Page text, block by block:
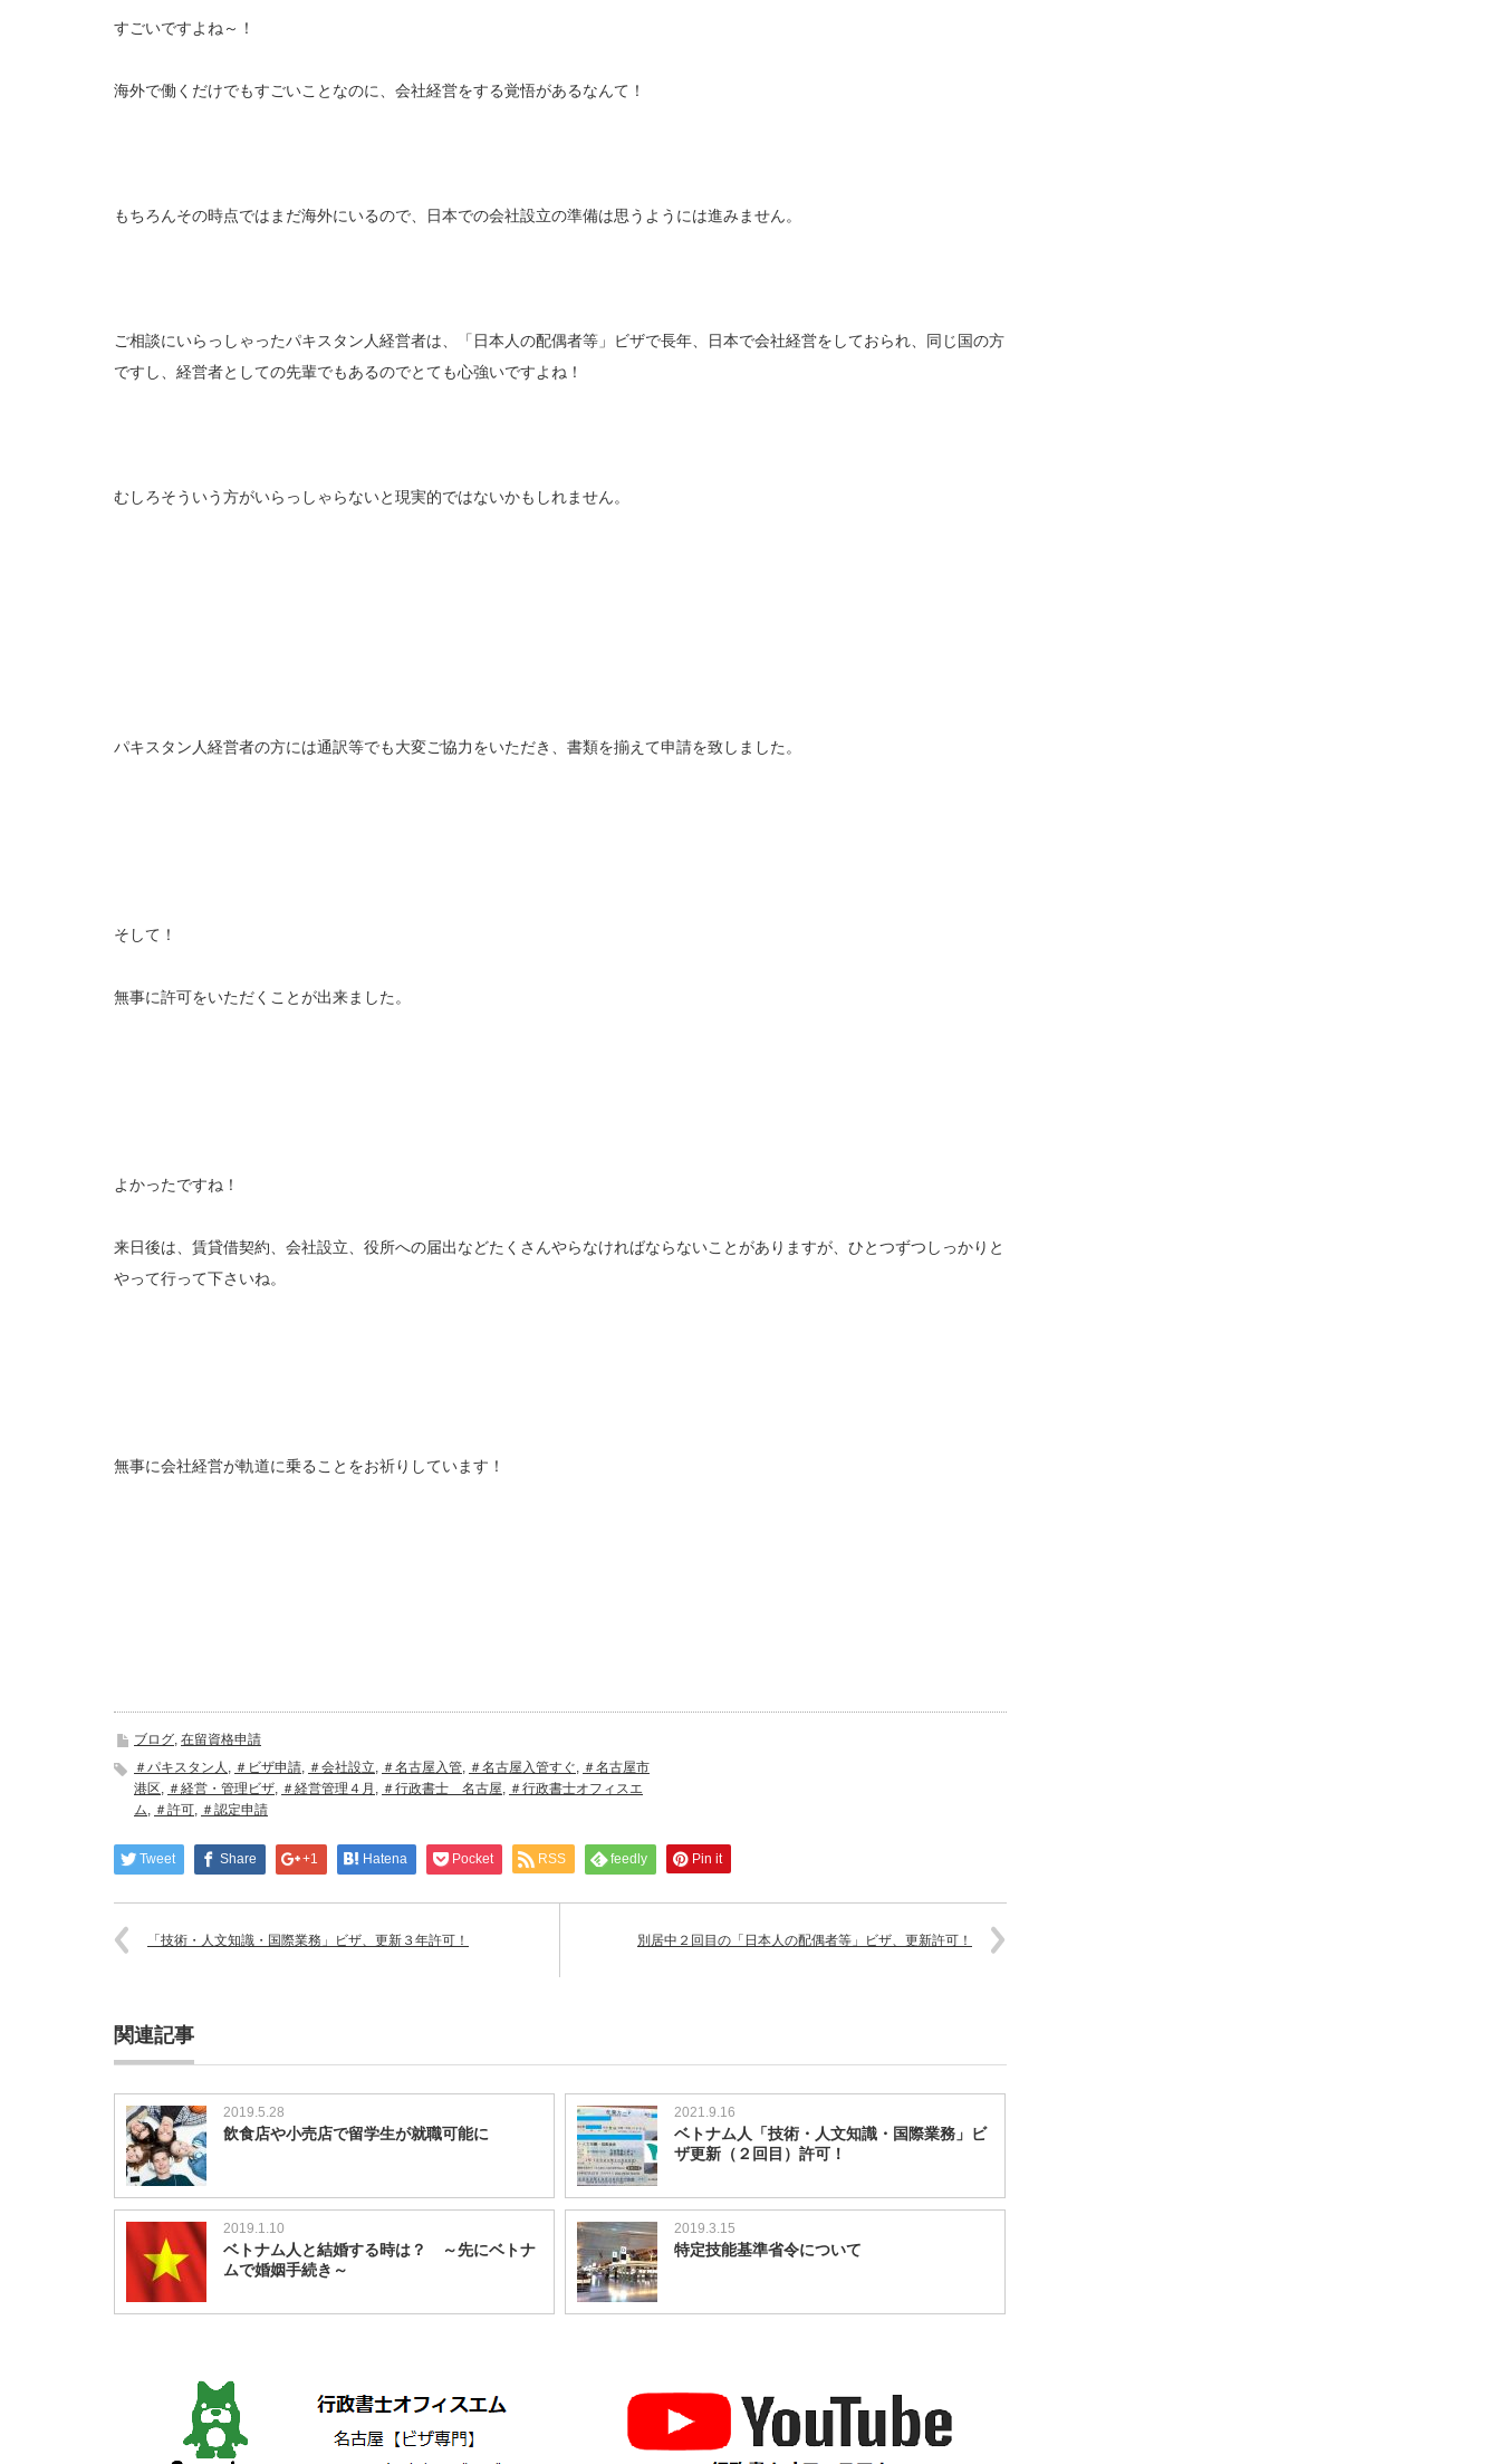
すごいですよね～！
海外で働くだけでもすごいことなのに、会社経営をする覚悟があるなんて！
もちろんその時点ではまだ海外にいるので、日本での会社設立の準備は思うようには進みません。
ご相談にいらっしゃったパキスタン人経営者は、「日本人の配偶者等」ビザで長年、日本で会社経営をしておられ、同じ国の方
ですし、経営者としての先輩でもあるのでとても心強いですよね！
むしろそういう方がいらっしゃらないと現実的ではないかもしれません。
パキスタン人経営者の方には通訳等でも大変ご協力をいただき、書類を揃えて申請を致しました。
そして！
無事に許可をいただくことが出来ました。
よかったですね！
来日後は、賃貸借契約、会社設立、役所への届出などたくさんやらなければならないことがありますが、ひとつずつしっかりと
やって行って下さいね。
無事に会社経営が軌道に乗ることをお祈りしています！
ブログ, 在留資格申請
＃パキスタン人 , ＃ビザ申請, ＃会社設立, ＃名古屋入管, ＃名古屋入管すぐ, ＃名古屋市
港区, ＃経営・管理ビザ, ＃経営管理４月 , ＃行政書士 名古屋, ＃行政書士オフィスエ
ム, ＃許可, ＃認定申請
Tweet Share +1 Hatena Pocket RSS feedly Pin it
「技術・人文知識・国際業務」ビザ、更新３年許可！ 別居中２回目の「日本人の配偶者等」ビザ、更新許可！
関連記事
2019.5.28
飲食店や小売店で留学生が就職可能に
2021.9.16
ベトナム人「技術・人文知識・国際業務」ビ
ザ更新（２回目）許可！
2019.1.10
ベトナム人と結婚する時は？ ～先にベトナ
ムで婚姻手続き～
2019.3.15
特定技能基準省令について